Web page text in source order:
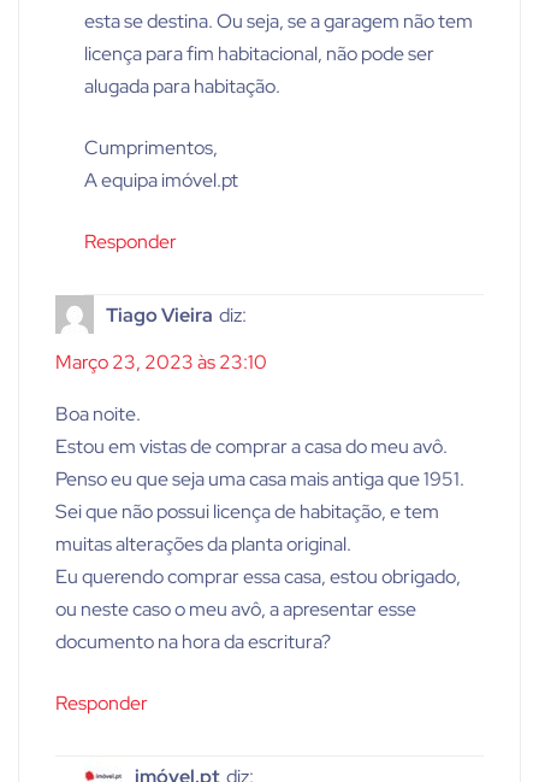
esta se destina. Ou seja, se a garagem não tem
licença para fim habitacional, não pode ser
alugada para habitação.
Cumprimentos,
A equipa imóvel.pt
Responder
Tiago Vieira diz:
Março 23, 2023 às 23:10
Boa noite.
Estou em vistas de comprar a casa do meu avô.
Penso eu que seja uma casa mais antiga que 1951.
Sei que não possui licença de habitação, e tem
muitas alterações da planta original.
Eu querendo comprar essa casa, estou obrigado,
ou neste caso o meu avô, a apresentar esse
documento na hora da escritura?
Responder
imóvel.pt diz: